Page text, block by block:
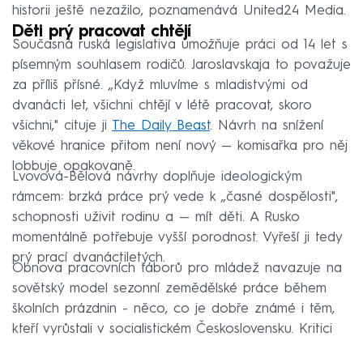
historii ještě nezažilo, poznamenává United24 Media.
Děti prý pracovat chtějí
Současná ruská legislativa umožňuje práci od 14 let s
písemným souhlasem rodičů. Jaroslavskaja to považuje
za příliš přísné. „Když mluvíme s mladistvými od
dvanácti let, všichni chtějí v létě pracovat, skoro
všichni," cituje ji The Daily Beast. Návrh na snížení
věkové hranice přitom není nový — komisařka pro něj
lobbuje opakovaně.
Lvovová-Bělová návrhy doplňuje ideologickým
rámcem: brzká práce prý vede k „časné dospělosti",
schopnosti uživit rodinu a — mít děti. A Rusko
momentálně potřebuje vyšší porodnost. Vyřeší ji tedy
prý prací dvanáctiletých.
Obnova pracovních táborů pro mládež navazuje na
sovětský model sezonní zemědělské práce během
školních prázdnin - něco, co je dobře známé i těm,
kteří vyrůstali v socialistickém Československu. Kritici